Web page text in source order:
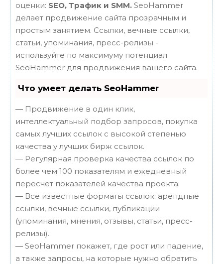
оценки: SEO, Трафик и SMM. SeoHammer
делает продвижение сайта прозрачным и
простым занятием. Ссылки, вечные ссылки,
статьи, упоминания, пресс-релизы -
используйте по максимуму потенциал
SeoHammer для продвижения вашего сайта.
Что умеет делать SeoHammer
— Продвижение в один клик,
интеллектуальный подбор запросов, покупка
самых лучших ссылок с высокой степенью
качества у лучших бирж ссылок.
— Регулярная проверка качества ссылок по
более чем 100 показателям и ежедневный
пересчет показателей качества проекта.
— Все известные форматы ссылок: арендные
ссылки, вечные ссылки, публикации
(упоминания, мнения, отзывы, статьи, пресс-
релизы).
— SeoHammer покажет, где рост или падение,
а также запросы, на которые нужно обратить